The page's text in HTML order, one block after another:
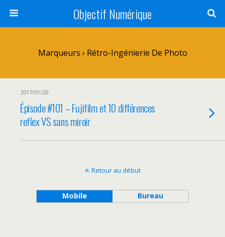
Objectif Numérique
Marqueurs › Rétro-Ingénierie De Photo
2017/01/20
Épisode #101 – Fujifilm et 10 différences
reflex VS sans miroir
Retour au début
Mobile Bureau